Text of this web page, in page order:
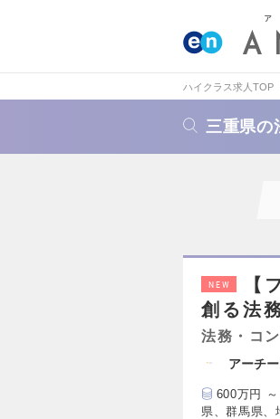
ハイクラス求人TOP
三重県の
NEW
【
創る法
法務・コ
アーチ
600万円
県、群馬県、